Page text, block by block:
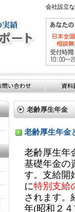
会社設立
老齢厚生年金
老齢厚生年金
老齢厚生年
基礎年金の
す。支給開
に特別支給
されます。
年(昭和２